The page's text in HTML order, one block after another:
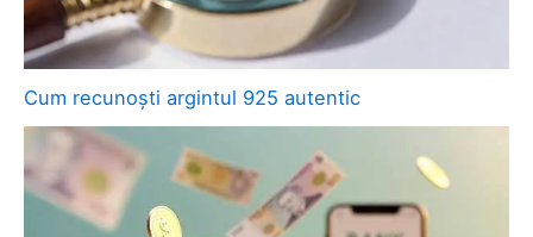
Cum recunoști argintul 925 autentic